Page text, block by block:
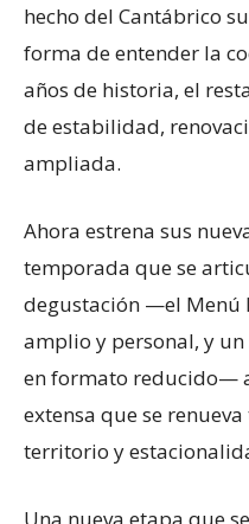
hecho del Cantábrico
forma de entender la
años de historia, el
de estabilidad,
ampliada.
Ahora estrena sus
temporada que se
degustación —el Menú
amplio y personal, y un
en formato reducido—
extensa que se
territorio y